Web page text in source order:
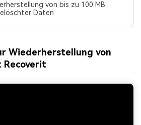
von bis zu 100 MB
Daten
Wiederherstellung von
Recoverit